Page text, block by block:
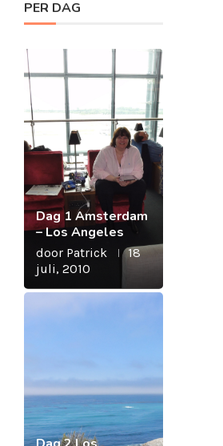
PER DAG
Dag 1 Amsterdam
– Los Angeles
door Patrick
18
juli, 2010